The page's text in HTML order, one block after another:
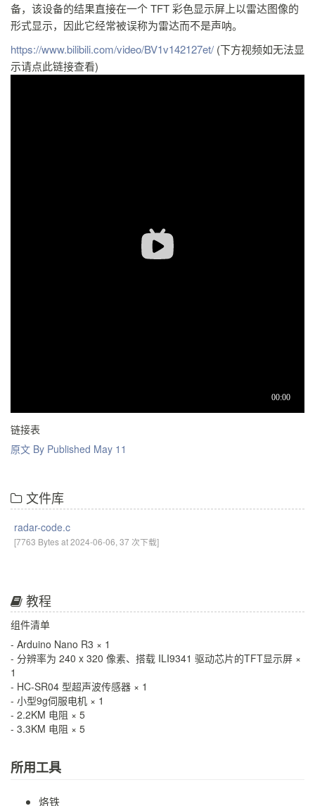
备，该设备的结果直接在一个 TFT 彩色显示屏上以雷达图像的
形式显示，因此它经常被误称为雷达而不是声呐。
https://www.bilibili.com/video/BV1v142127et/ (下方视频如无法显
示请点此链接查看)
链接表
原文 By Published May 11
文件库
radar-code.c
[7763 Bytes at 2024-06-06, 37 次下载]
教程
组件清单
- Arduino Nano R3 × 1
- 分辨率为 240 x 320 像素、搭载 ILI9341 驱动芯片的TFT显示屏 ×
1
- HC-SR04 型超声波传感器 × 1
- 小型9g伺服电机 × 1
- 2.2KM 电阻 × 5
- 3.3KM 电阻 × 5
所用工具
烙铁